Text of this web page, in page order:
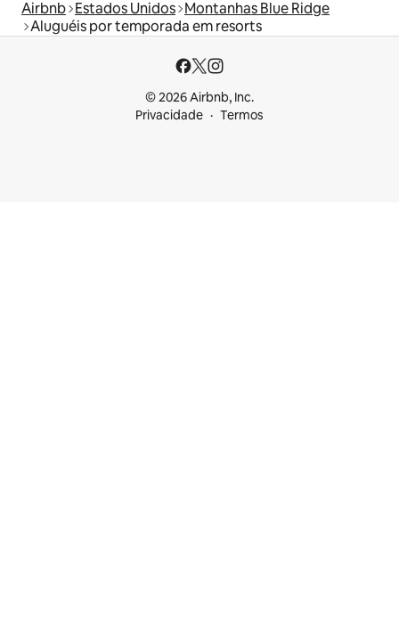
Airbnb Estados Unidos Montanhas Blue Ridge
Aluguéis por temporada em resorts
© 2026 Airbnb, Inc.
Privacidade
Termos